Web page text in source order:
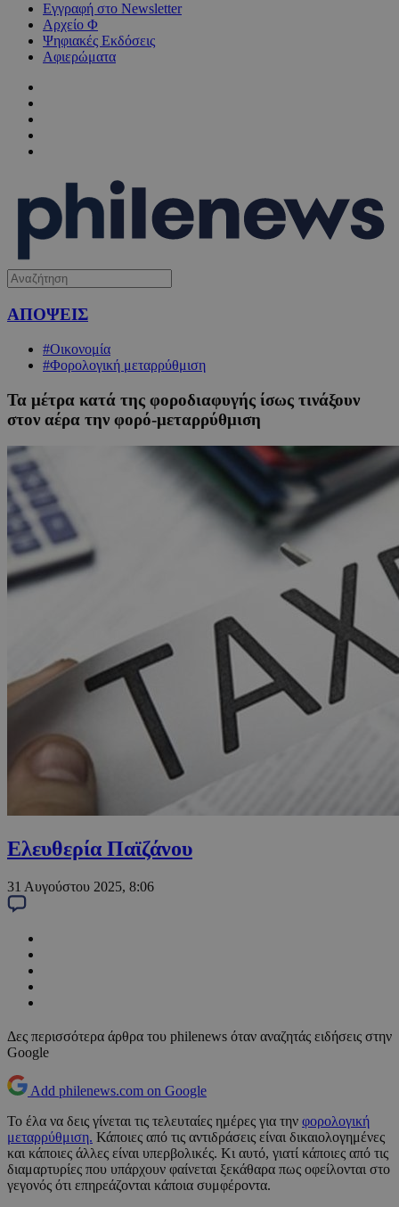
Εγγραφή στο Newsletter
Αρχείο Φ
Ψηφιακές Εκδόσεις
Αφιερώματα
ΑΠΟΨΕΙΣ
#Οικονομία
#Φορολογική μεταρρύθμιση
Τα μέτρα κατά της φοροδιαφυγής ίσως τινάξουν
στον αέρα την φορό-μεταρρύθμιση
Ελευθερία Παϊζάνου
31 Αυγούστου 2025, 8:06
Δες περισσότερα άρθρα του philenews όταν αναζητάς ειδήσεις στην
Google
Add philenews.com on Google
Το έλα να δεις γίνεται τις τελευταίες ημέρες για την φορολογική
μεταρρύθμιση. Κάποιες από τις αντιδράσεις είναι δικαιολογημένες
και κάποιες άλλες είναι υπερβολικές. Κι αυτό, γιατί κάποιες από τις
διαμαρτυρίες που υπάρχουν φαίνεται ξεκάθαρα πως οφείλονται στο
γεγονός ότι επηρεάζονται κάποια συμφέροντα.